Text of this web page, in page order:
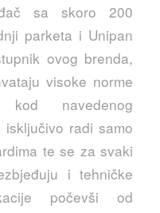
sa skoro 200
parketa i Unipan
ovog brenda,
visoke norme
navedenog
radi samo
te se za svaki
i tehničke
počevši od